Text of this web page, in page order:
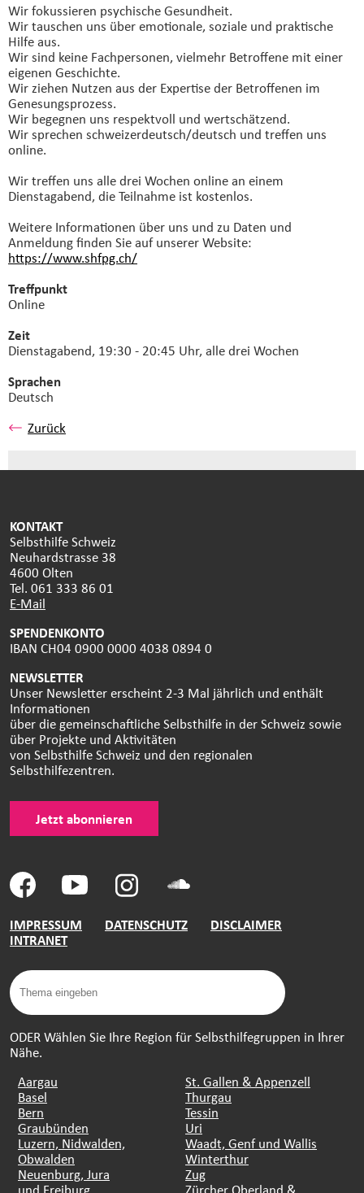
Wir fokussieren psychische Gesundheit.
Wir tauschen uns über emotionale, soziale und praktische
Hilfe aus.
Wir sind keine Fachpersonen, vielmehr Betroffene mit einer
eigenen Geschichte.
Wir ziehen Nutzen aus der Expertise der Betroffenen im
Genesungsprozess.
Wir begegnen uns respektvoll und wertschätzend.
Wir sprechen schweizerdeutsch/deutsch und treffen uns
online.
Wir treffen uns alle drei Wochen online an einem
Dienstagabend, die Teilnahme ist kostenlos.
Weitere Informationen über uns und zu Daten und
Anmeldung finden Sie auf unserer Website:
https://www.shfpg.ch/
Treffpunkt
Online
Zeit
Dienstagabend, 19:30 - 20:45 Uhr, alle drei Wochen
Sprachen
Deutsch
Zurück
KONTAKT
Selbsthilfe Schweiz
Neuhardstrasse 38
4600 Olten
Tel. 061 333 86 01
E-Mail
SPENDENKONTO
IBAN CH04 0900 0000 4038 0894 0
NEWSLETTER
Unser Newsletter erscheint 2-3 Mal jährlich und enthält
Informationen
über die gemeinschaftliche Selbsthilfe in der Schweiz sowie
über Projekte und Aktivitäten
von Selbsthilfe Schweiz und den regionalen
Selbsthilfezentren.
Jetzt abonnieren
IMPRESSUM DATENSCHUTZ
DISCLAIMER
INTRANET
ODER Wählen Sie Ihre Region für Selbsthilfegruppen in Ihrer
Nähe.
Aargau
Basel
Bern
Graubünden
Luzern, Nidwalden,
Obwalden
Neuenburg, Jura
St. Gallen & Appenzell
Thurgau
Tessin
Uri
Waadt, Genf und Wallis
Winterthur
Zug